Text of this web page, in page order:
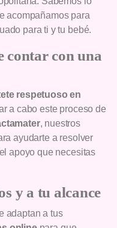
acompañamos para
para ti y tu bebé.
contar con una
respetuoso en
a cabo este proceso de
, nuestros
ayudarte a resolver
apoyo que necesitas
y a tu alcance
adaptan a tus